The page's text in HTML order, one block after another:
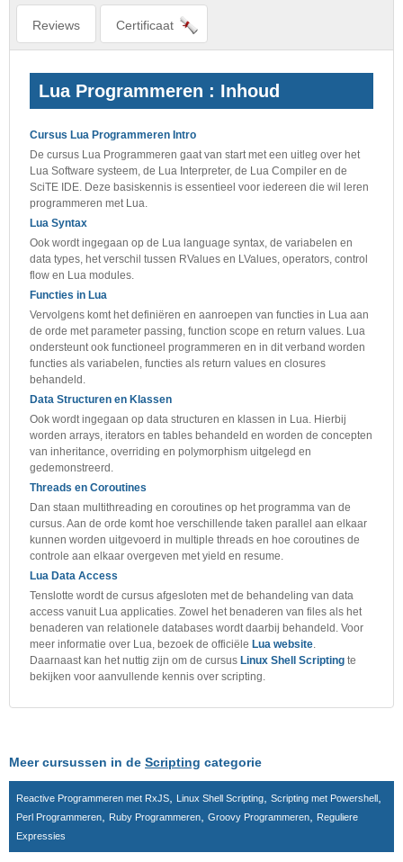
Reviews Certificaat
Lua Programmeren : Inhoud
Cursus Lua Programmeren Intro
De cursus Lua Programmeren gaat van start met een uitleg over het
Lua Software systeem, de Lua Interpreter, de Lua Compiler en de
SciTE IDE. Deze basiskennis is essentieel voor iedereen die wil leren
programmeren met Lua.
Lua Syntax
Ook wordt ingegaan op de Lua language syntax, de variabelen en
data types, het verschil tussen RValues en LValues, operators, control
flow en Lua modules.
Functies in Lua
Vervolgens komt het definiëren en aanroepen van functies in Lua aan
de orde met parameter passing, function scope en return values. Lua
ondersteunt ook functioneel programmeren en in dit verband worden
functies als variabelen, functies als return values en closures
behandeld.
Data Structuren en Klassen
Ook wordt ingegaan op data structuren en klassen in Lua. Hierbij
worden arrays, iterators en tables behandeld en worden de concepten
van inheritance, overriding en polymorphism uitgelegd en
gedemonstreerd.
Threads en Coroutines
Dan staan multithreading en coroutines op het programma van de
cursus. Aan de orde komt hoe verschillende taken parallel aan elkaar
kunnen worden uitgevoerd in multiple threads en hoe coroutines de
controle aan elkaar overgeven met yield en resume.
Lua Data Access
Tenslotte wordt de cursus afgesloten met de behandeling van data
access vanuit Lua applicaties. Zowel het benaderen van files als het
benaderen van relationele databases wordt daarbij behandeld. Voor
meer informatie over Lua, bezoek de officiële Lua website.
Daarnaast kan het nuttig zijn om de cursus Linux Shell Scripting te
bekijken voor aanvullende kennis over scripting.
Meer cursussen in de Scripting categorie
Reactive Programmeren met RxJS Linux Shell Scripting Scripting met Powershell
Perl Programmeren Ruby Programmeren Groovy Programmeren
Reguliere
Expressies